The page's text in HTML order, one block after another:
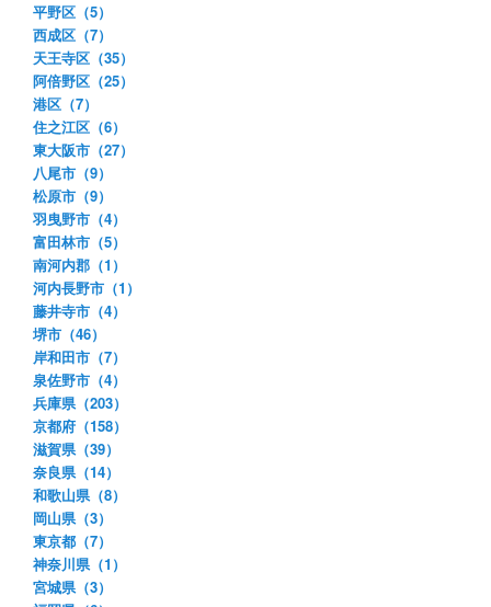
平野区（5）
西成区（7）
天王寺区（35）
阿倍野区（25）
港区（7）
住之江区（6）
東大阪市（27）
八尾市（9）
松原市（9）
羽曳野市（4）
富田林市（5）
南河内郡（1）
河内長野市（1）
藤井寺市（4）
堺市（46）
岸和田市（7）
泉佐野市（4）
兵庫県（203）
京都府（158）
滋賀県（39）
奈良県（14）
和歌山県（8）
岡山県（3）
東京都（7）
神奈川県（1）
宮城県（3）